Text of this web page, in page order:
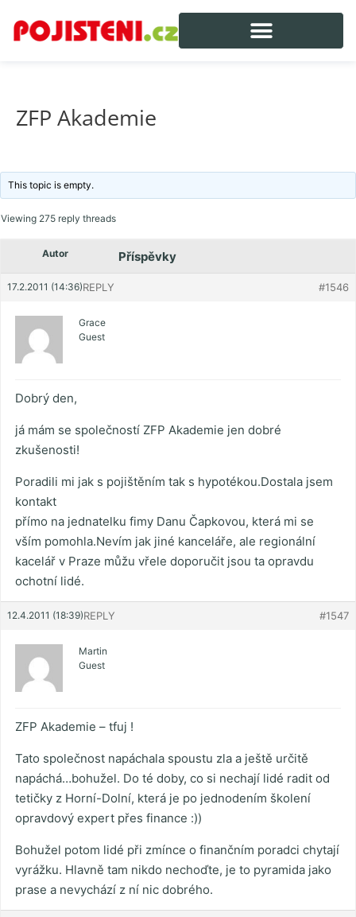
ZFP Akademie
This topic is empty.
Viewing 275 reply threads
Autor Příspěvky
17.2.2011 (14:36) #1546
REPLY
Grace
Guest
Dobrý den,
já mám se společností ZFP Akademie jen dobré
zkušenosti!
Poradili mi jak s pojištěním tak s hypotékou.Dostala jsem
kontakt
přímo na jednatelku fimy Danu Čapkovou, která mi se
vším pomohla.Nevím jak jiné kanceláře, ale regionální
kacelář v Praze můžu vřele doporučit jsou ta opravdu
ochotní lidé.
12.4.2011 (18:39) #1547
REPLY
Martin
Guest
ZFP Akademie – tfuj !
Tato společnost napáchala spoustu zla a ještě určitě
napáchá…bohužel. Do té doby, co si nechají lidé radit od
tetičky z Horní-Dolní, která je po jednodením školení
opravdový expert přes finance :))
Bohužel potom lidé při zmínce o finančním poradci chytají
vyrážku. Hlavně tam nikdo nechoďte, je to pyramida jako
prase a nevychází z ní nic dobrého.